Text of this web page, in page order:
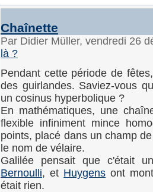
Chaînette
Par Didier Müller, vendredi 26
là ?
Pendant cette période de
des guirlandes. Saviez-vous
un cosinus hyperbolique ?
En mathématiques, une
flexible infiniment mince
points, placé dans un champ
le nom de vélaire.
Galilée pensait que c'était
Bernoulli, et Huygens ont
était rien.